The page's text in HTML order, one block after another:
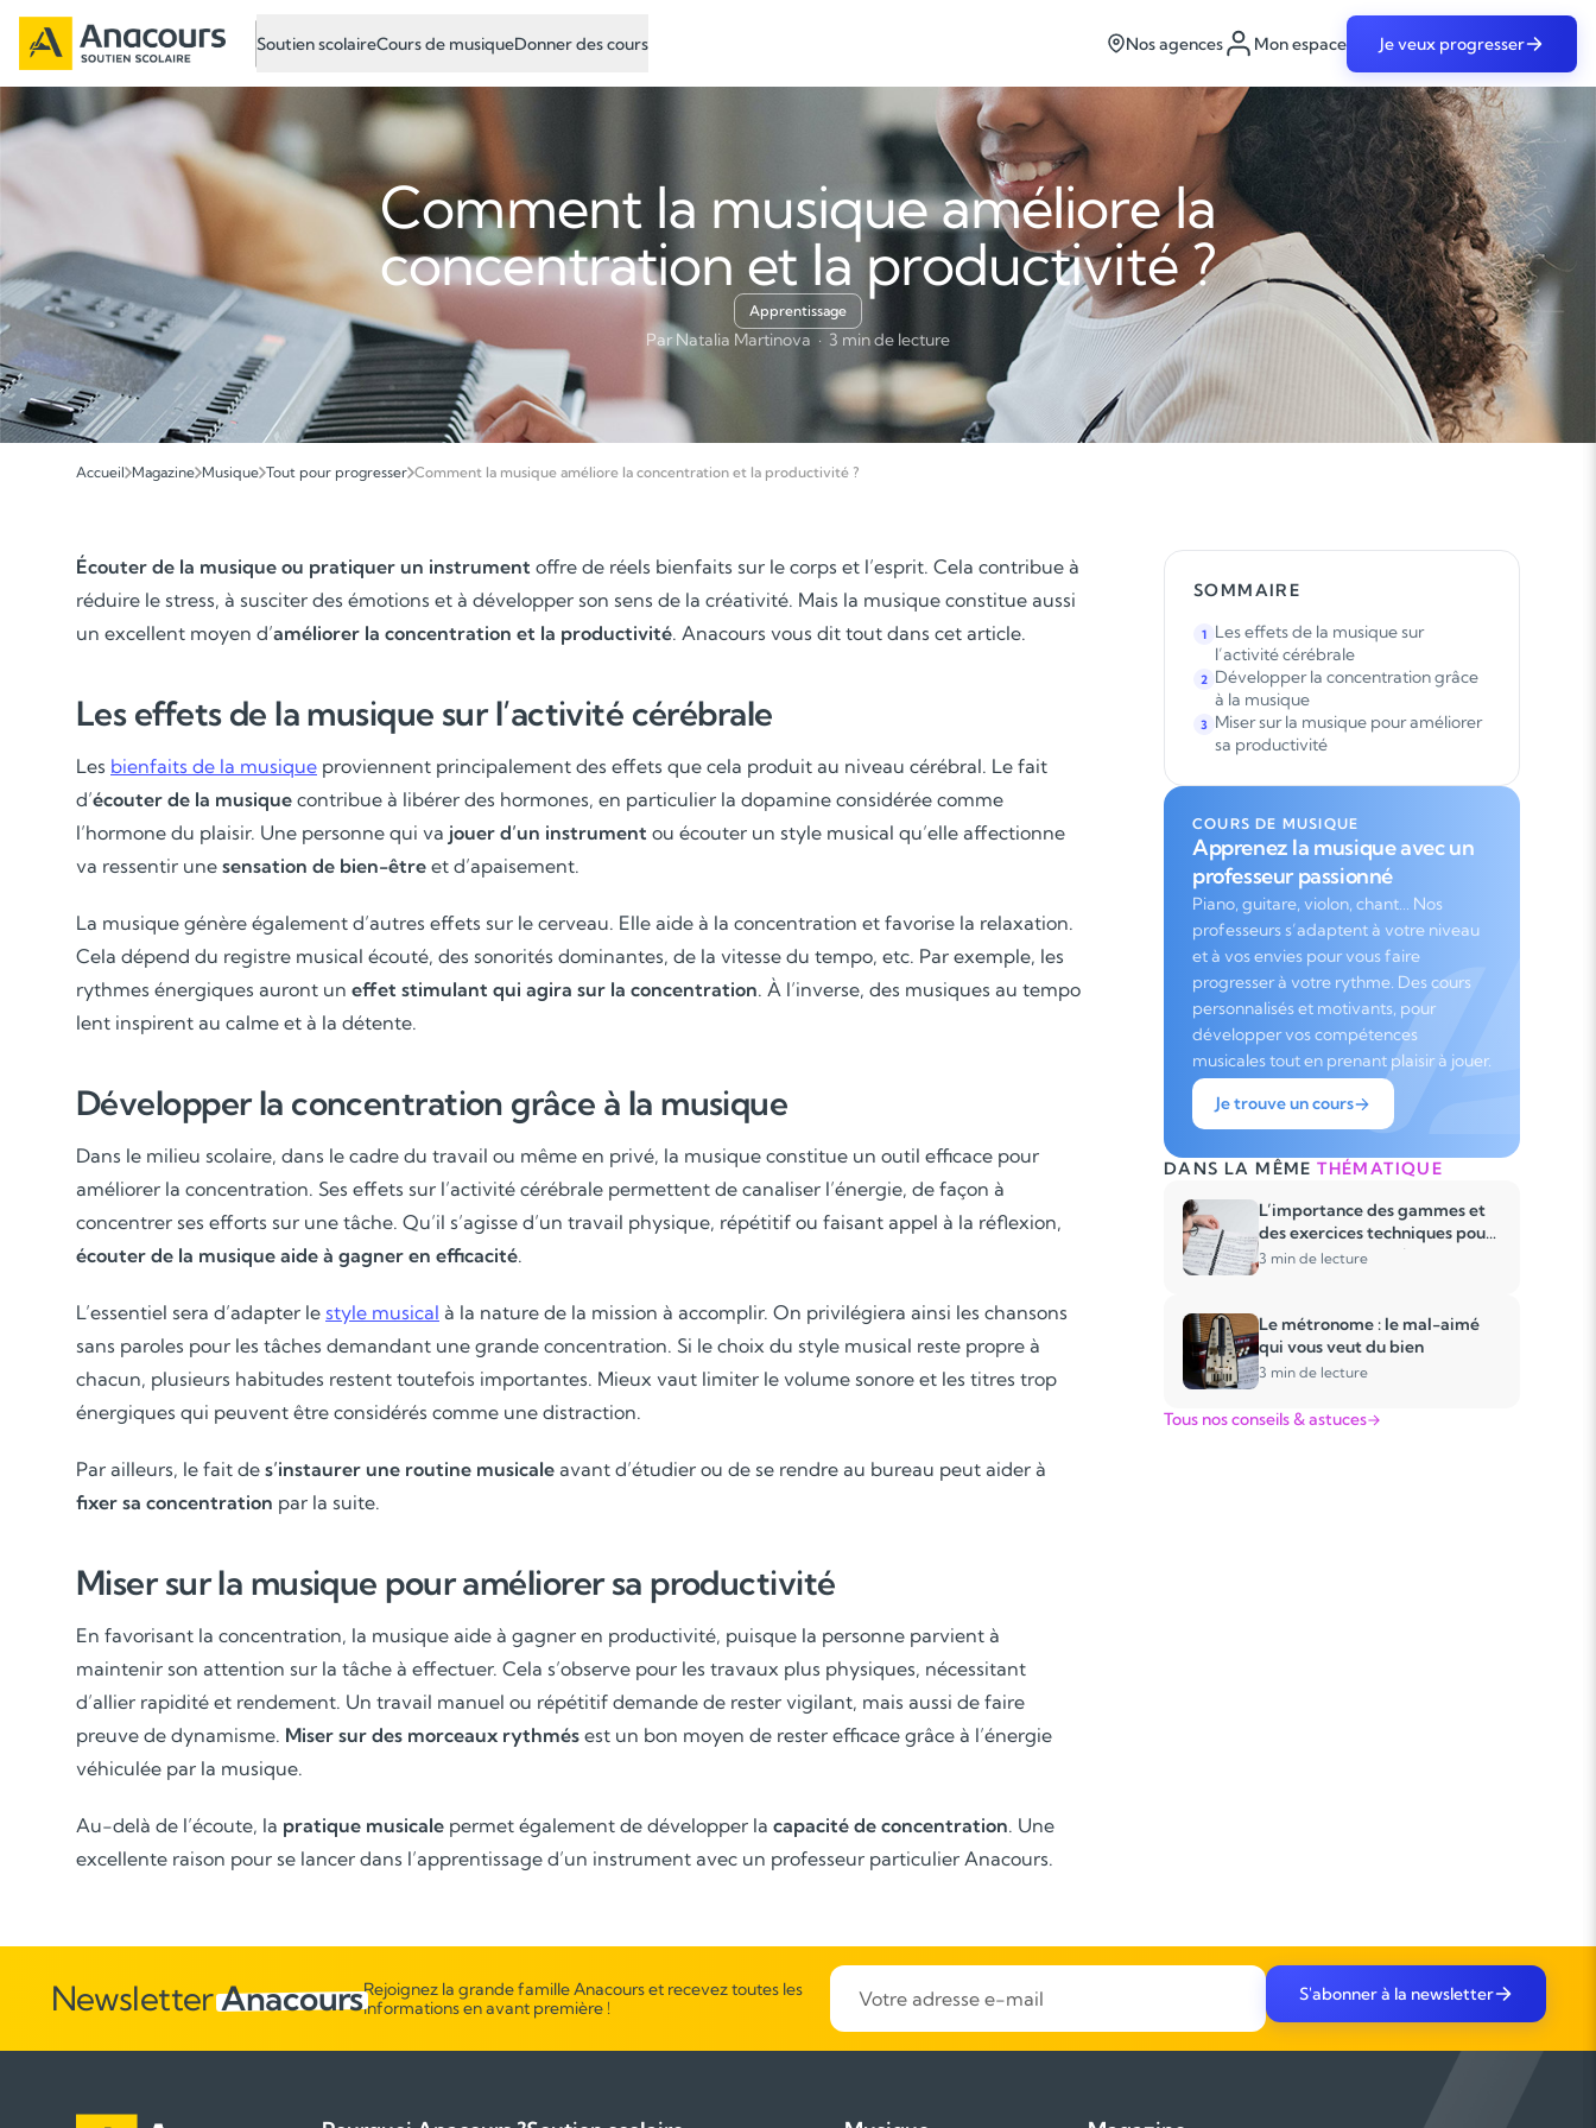
Soutien scolaireCours de musiqueDonner des cours Nos agences Mon espace Je veux progresser
Comment la musique améliore la
concentration et la productivité ?
Apprentissage
Par Natalia Martinova · 3 min de lecture
Accueil Magazine Musique Tout pour progresser Comment la musique améliore la concentration et la productivité ?
Écouter de la musique ou pratiquer un instrument offre de réels bienfaits sur le corps et l’esprit. Cela contribue à
réduire le stress, à susciter des émotions et à développer son sens de la créativité. Mais la musique constitue aussi
un excellent moyen d’améliorer la concentration et la productivité. Anacours vous dit tout dans cet article.
Les effets de la musique sur l’activité cérébrale
Les bienfaits de la musique proviennent principalement des effets que cela produit au niveau cérébral. Le fait
d’écouter de la musique contribue à libérer des hormones, en particulier la dopamine considérée comme
l’hormone du plaisir. Une personne qui va jouer d’un instrument ou écouter un style musical qu’elle affectionne
va ressentir une sensation de bien-être et d’apaisement.
La musique génère également d’autres effets sur le cerveau. Elle aide à la concentration et favorise la relaxation.
Cela dépend du registre musical écouté, des sonorités dominantes, de la vitesse du tempo, etc. Par exemple, les
rythmes énergiques auront un effet stimulant qui agira sur la concentration. À l’inverse, des musiques au tempo
lent inspirent au calme et à la détente.
Développer la concentration grâce à la musique
Dans le milieu scolaire, dans le cadre du travail ou même en privé, la musique constitue un outil efficace pour
améliorer la concentration. Ses effets sur l’activité cérébrale permettent de canaliser l’énergie, de façon à
concentrer ses efforts sur une tâche. Qu’il s’agisse d’un travail physique, répétitif ou faisant appel à la réflexion,
écouter de la musique aide à gagner en efficacité.
L’essentiel sera d’adapter le style musical à la nature de la mission à accomplir. On privilégiera ainsi les chansons
sans paroles pour les tâches demandant une grande concentration. Si le choix du style musical reste propre à
chacun, plusieurs habitudes restent toutefois importantes. Mieux vaut limiter le volume sonore et les titres trop
énergiques qui peuvent être considérés comme une distraction.
Par ailleurs, le fait de s’instaurer une routine musicale avant d’étudier ou de se rendre au bureau peut aider à
fixer sa concentration par la suite.
Miser sur la musique pour améliorer sa productivité
En favorisant la concentration, la musique aide à gagner en productivité, puisque la personne parvient à
maintenir son attention sur la tâche à effectuer. Cela s’observe pour les travaux plus physiques, nécessitant
d’allier rapidité et rendement. Un travail manuel ou répétitif demande de rester vigilant, mais aussi de faire
preuve de dynamisme. Miser sur des morceaux rythmés est un bon moyen de rester efficace grâce à l’énergie
véhiculée par la musique.
Au-delà de l’écoute, la pratique musicale permet également de développer la capacité de concentration. Une
excellente raison pour se lancer dans l’apprentissage d’un instrument avec un professeur particulier Anacours.
SOMMAIRE
1
Les effets de la musique sur
l’activité cérébrale
2 Développer la concentration grâce
à la musique
3 Miser sur la musique pour améliorer
sa productivité
COURS DE MUSIQUE
Apprenez la musique avec un
professeur passionné
Piano, guitare, violon, chant… Nos
professeurs s’adaptent à votre niveau
et à vos envies pour vous faire
progresser à votre rythme. Des cours
personnalisés et motivants, pour
développer vos compétences
musicales tout en prenant plaisir à jouer.
Je trouve un cours
DANS LA MÊMETHÉMATIQUE
L’importance des gammes et
des exercices techniques pour
progresser en musique
3 min de lecture
Le métronome : le mal-aimé
qui vous veut du bien
3 min de lecture
Tous nos conseils & astuces
NewsletterAnacoursRejoignez la grande famille Anacours et recevez toutes les
informations en avant première !
S'abonner à la newsletter
Soutien scolaire
Les deux